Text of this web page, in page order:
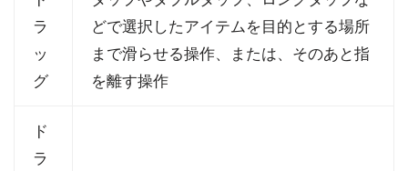
ラ
ッ
グ
どで選択したアイテムを目的とする場所
まで滑らせる操作、または、そのあと指
を離す操作
ド
ラ